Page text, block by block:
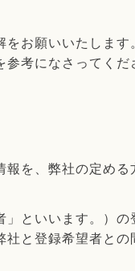
お願いいたします。
考になさってくだ
を、弊社の定める
といいます。）の
と登録希望者との